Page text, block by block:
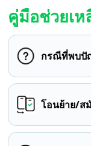
คู่มือช่วยเห
กรณีที่พบปั
โอนย้าย/ส